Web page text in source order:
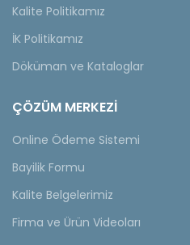
Kalite Politikamız
İK Politikamız
Döküman ve Kataloglar
ÇÖZÜM MERKEZİ
Online Ödeme Sistemi
Bayilik Formu
Kalite Belgelerimiz
Firma ve Ürün Videoları